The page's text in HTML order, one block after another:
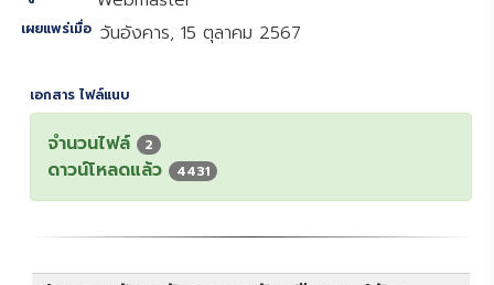
เผยแพร่เมื่อ วันอังคาร, 15 ตุลาคม 2567
เอกสาร ไฟล์แนบ
จำนวนไฟล์ 2
ดาวน์โหลดแล้ว 4431